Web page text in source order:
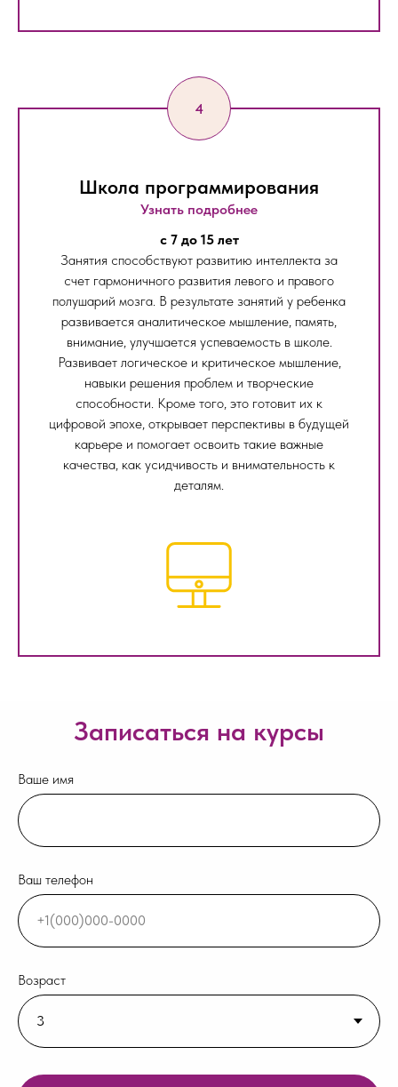
Школа программирования
Узнать подробнее
c 7 до 15 лет
Занятия способствуют развитию интеллекта за
счет гармоничного развития левого и правого
полушарий мозга. В результате занятий у ребенка
развивается аналитическое мышление, память,
внимание, улучшается успеваемость в школе.
Развивает логическое и критическое мышление,
навыки решения проблем и творческие
способности. Кроме того, это готовит их к
цифровой эпохе, открывает перспективы в будущей
карьере и помогает освоить такие важные
качества, как усидчивость и внимательность к
деталям.
Записаться на курсы
Ваше имя
Ваш телефон
Возраст